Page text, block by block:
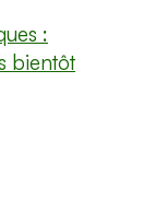
:
bientôt